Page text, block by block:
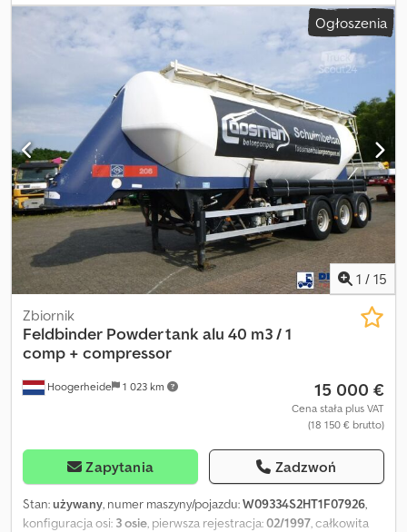
szerokość:2 550 mm, całkowita wysokość:4 000 mm,
Wyposażenie:
, Zabudowa silosu na materiały sypkie,
całkowita pojemność 37 000 litrów, 1 komora(-y), 3 pokrywy
włazów, 2 zawory denne, centralny wylot, przyłącze do
opróżniania sprężonym powietrzem, skrzynka na wąż, pomost z
mechaniczną, uchylną barierką na zbiorniku, ABS, EBS, oś(e) 'ROR',
hamulce tarczowe, zawieszenie pneumatyczne, felgi aluminiowe
ALCOA. Pojazd może być oklejony lub oznakowany reklamą.
SI85897 Nasza oferta nie obejmuje nowego przeglądu TÜV. Na
życzenie możemy przedstawić ofertę na nowy przegląd TÜV w
jednej z naszych partnerskich stacji serwisowych! Pojazd może
być oklejony lub oznakowany reklamą. Obowiązują nasze ogólne
warunki dostaw i płatności. Chętnie przygotujemy dla tego
przedmiotu ofertę finansowania lub leasingu. Csdpsw I Iuwofx
Akqeha Prosimy o kontakt!
Ogłoszenia
1 / 15
Hoogerheide 1 023 km
Zbiornik
Feldbinder Powder tank alu 40 m3 / 1
comp + compressor
15 000 €
Cena stała plus VAT
(18 150 € brutto)
Zapytania Zadzwoń
Stan:używany, numer maszyny/pojazdu:W09334S2HT1F07926,
konfiguracja osi: 3 osie , pierwsza rejestracja:02/1997 , całkowita